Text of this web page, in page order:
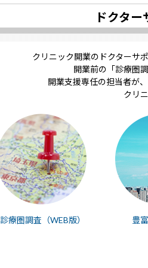
ドクタ
クリニック開業のドクターサ
開業前の「診療圏
開業支援専任の担当者が
クリ
診療圏調査（WEB版） 豊